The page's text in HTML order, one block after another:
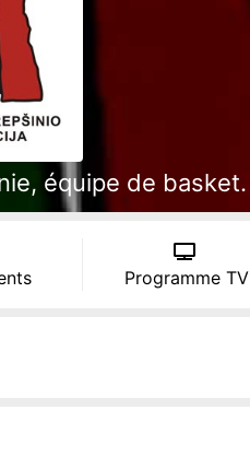
équipe de basket.
Programme TV